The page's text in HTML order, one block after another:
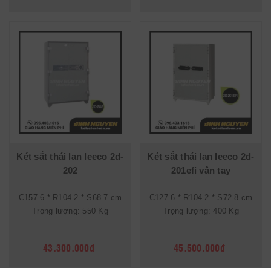
Két sắt thái lan leeco 2d-
202
C157.6 * R104.2 * S68.7 cm
Trọng lượng: 550 Kg
43.300.000đ
Két sắt thái lan leeco 2d-
201efi vân tay
C127.6 * R104.2 * S72.8 cm
Trọng lượng: 400 Kg
45.500.000đ